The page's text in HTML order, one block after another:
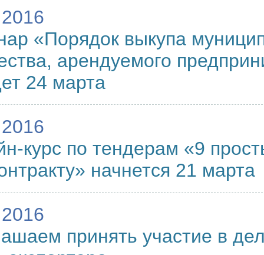
«Порядок выкупа
арендуемого
24 марта
курс по тендерам «9
начнется 21 марта
принять участие в